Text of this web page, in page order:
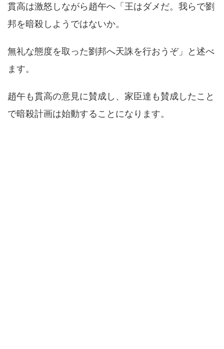
貫高は激怒しながら趙午へ「王はダメだ。我らで劉
邦を暗殺しようではないか。
無礼な態度を取った劉邦へ天誅を行おうぞ」と述べ
ます。
趙午も貫高の意見に賛成し、家臣達も賛成したこと
で暗殺計画は始動することになります。